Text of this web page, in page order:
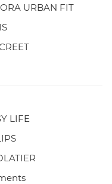
URBAN FIT
LIFE